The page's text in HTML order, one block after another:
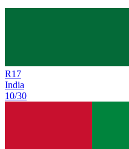
R17
India
10/30